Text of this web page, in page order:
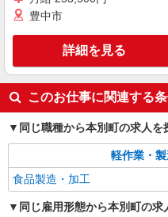
豊中市
詳細を見る
このお仕事に関連する
同じ職種から本別町の求人を
軽作業・
食品製造・加工
同じ雇用形態から本別町の求